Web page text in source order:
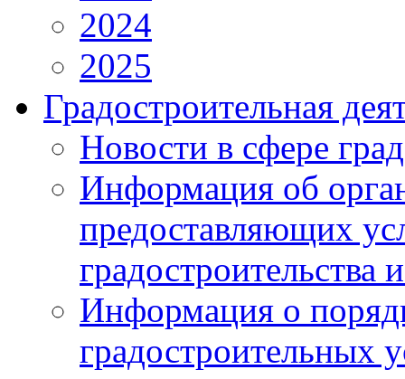
2024
2025
Градостроительная
Новости в сфере
Информация об
предоставляющих
градостроительства
Информация о
градостроительных